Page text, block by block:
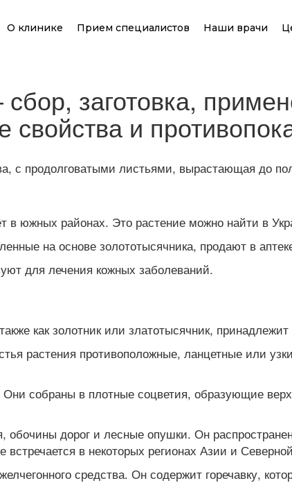
О клинике Прием специалистов Наши врачи
заготовка,
и
с продолговатыми листьями, вырастающая до
в южных районах. Это растение можно найти в
на основе золототысячника, продают в
для лечения кожных заболеваний.
как золотник или златотысячник,
растения противоположные, ланцетные или
Они собраны в плотные соцветия, образующие
обочины дорог и лесные опушки. Он
в некоторых регионах Азии и
средства. Он содержит горечавку,